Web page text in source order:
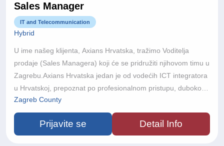
Sales Manager
IT and Telecommunication
Hybrid
U ime našeg klijenta, Axians Hrvatska, tražimo Voditelja
prodaje (Sales Managera) koji će se pridružiti njihovom timu u
Zagrebu.Axians Hrvatska jedan je od vodećih ICT integratora
u Hrvatskoj, prepoznat po profesionalnom pristupu, dubokom
razumijevanju poslovnih procesa svojih korisnika te stručnosti
u isporuci suvremenih tehnoloških rješenja. Kao dio globalne
Axians mreže, koja okuplja više od 17.000 stručnjaka u 38
zemalja svijeta, tvrtka svojim korisnicima pruža inovativna i
Zagreb County
Prijavite se Detail Info